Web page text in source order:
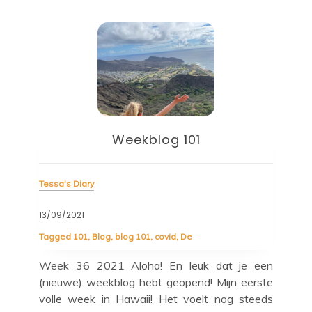
Weekblog 100!
Tessa's Diary
06/09/2021
Tagged100, Blog ,blog 100, De,De Wereld Volgens
Week 35 2021 Aloha! En welkom bij de 100e
weekblog! ? Deze wordt voor de verandering